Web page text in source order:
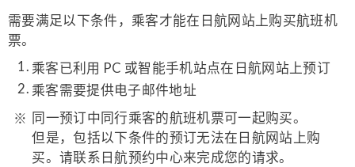
需要满足以下条件，乘客才能在日航网站上购买航班机
票。
乘客已利用 PC 或智能手机站点在日航网站上预订
乘客需要提供电子邮件地址
同一预订中同行乘客的航班机票可一起购买。
但是，包括以下条件的预订无法在日航网站上购
买。请联系日航预约中心来完成您的请求。